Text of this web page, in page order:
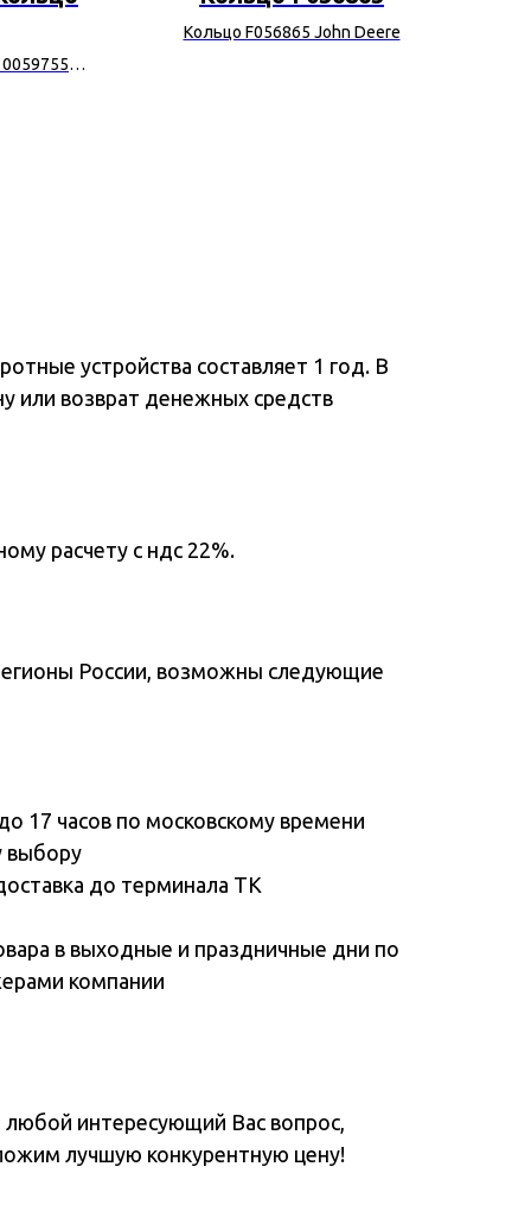
Кольцо F056865 John Deere
устройства составляет 1 год. В
или возврат денежных средств
расчету с ндс 22%.
России, возможны следующие
17 часов по московскому времени
выбору
до терминала ТК
в выходные и праздничные дни по
компании
интересующий Вас вопрос,
лучшую конкурентную цену!